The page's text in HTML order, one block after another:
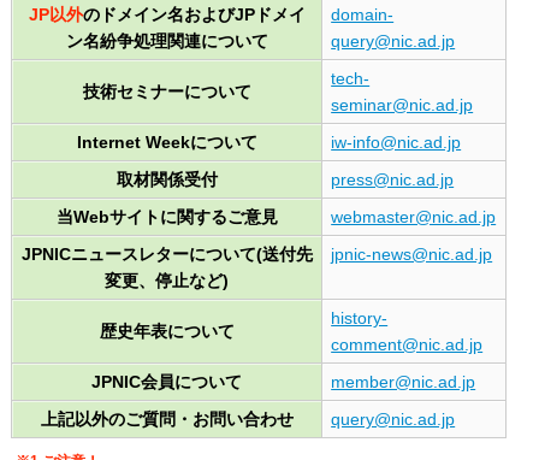
JP以外のドメイン名およびJPドメイ
ン名紛争処理関連について
domain-
query@nic.ad.jp
技術セミナーについて
tech-
seminar@nic.ad.jp
Internet Weekについて
iw-info@nic.ad.jp
取材関係受付
press@nic.ad.jp
当Webサイトに関するご意見
webmaster@nic.ad.jp
JPNICニュースレターについて(送付先
変更、停止など)
jpnic-news@nic.ad.jp
歴史年表について
history-
comment@nic.ad.jp
JPNIC会員について
member@nic.ad.jp
上記以外のご質問・お問い合わせ
query@nic.ad.jp